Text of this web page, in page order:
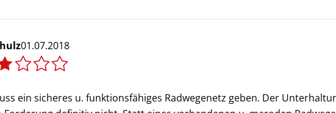
01.07.2018
ein sicheres u. funktionsfähiges Radwegenetz geben. Der